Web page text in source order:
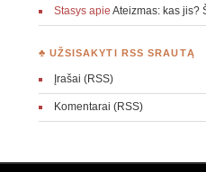
Stasysapie Ateizmas: kas jis?
♣ UŽSISAKYTI RSS SRAUTĄ
Įrašai (RSS)
Komentarai (RSS)